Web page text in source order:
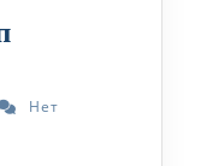
Нет